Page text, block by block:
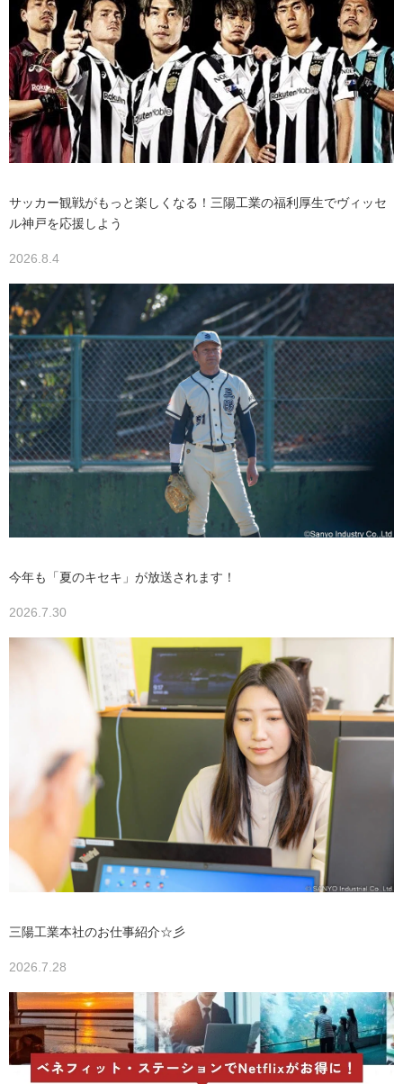
サッカー観戦がもっと楽しくなる！三陽工業の福利厚生でヴィッセ
ル神戸を応援しよう
2026.8.4
今年も「夏のキセキ」が放送されます！
2026.7.30
三陽工業本社のお仕事紹介☆彡
2026.7.28